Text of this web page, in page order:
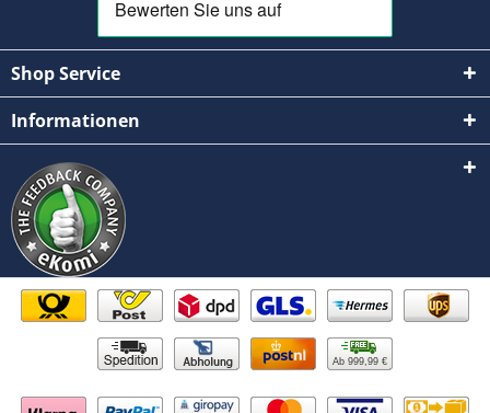
Shop Service
Informationen
Ab 999,99 €